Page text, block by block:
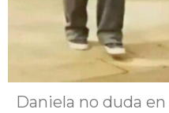
Daniela no duda